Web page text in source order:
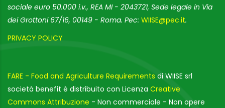
sociale euro 50.000 i.v., REA MI - 2043721, Sede legale in Via
dei Grottoni 67/16, 00149 - Roma. Pec: WIISE@pec.it.
PRIVACY POLICY
FARE - Food and Agriculture Requirements di WIISE srl
società benefit è distribuito con Licenza Creative
Commons Attribuzione - Non commerciale - Non opere